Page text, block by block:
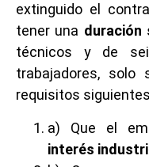
extinguido el
tener una duración
técnicos y de
trabajadores, solo
requisitos
a) Que el
interés